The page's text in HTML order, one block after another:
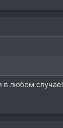
в любом случае!